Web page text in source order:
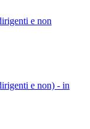
e non
e non) - in